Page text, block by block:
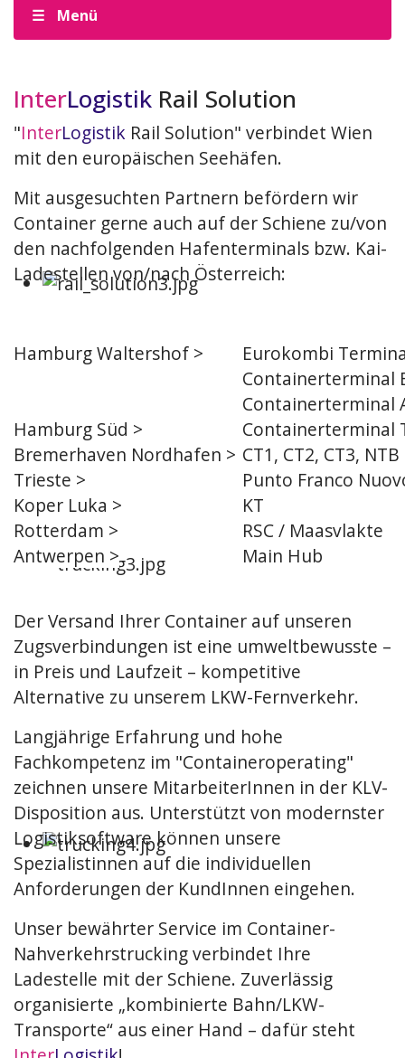
Menü
InterLogistik Rail Solution
"InterLogistik Rail Solution" verbindet Wien
mit den europäischen Seehäfen.
Mit ausgesuchten Partnern befördern wir
Container gerne auch auf der Schiene zu/von
den nachfolgenden Hafenterminals bzw. Kai-
Ladestellen von/nach Österreich:
Hamburg Waltershof >
Eurokombi
Containerterminal
Containerterminal
Hamburg Süd >
Containerterminal
Bremerhaven Nordhafen > CT1, CT2, CT3, NTB
Trieste >
Punto Franco
Koper Luka >
KT
Rotterdam >
RSC / Maasvlakte
Antwerpen > Main Hub
Der Versand Ihrer Container auf unseren
Zugsverbindungen ist eine umweltbewusste –
in Preis und Laufzeit – kompetitive
Alternative zu unserem LKW-Fernverkehr.
Langjährige Erfahrung und hohe
Fachkompetenz im "Containeroperating"
zeichnen unsere MitarbeiterInnen in der KLV-
Disposition aus. Unterstützt von modernster
Logistiksoftware können unsere
Spezialistinnen auf die individuellen
Anforderungen der KundInnen eingehen.
Unser bewährter Service im Container-
Nahverkehrstrucking verbindet Ihre
Ladestelle mit der Schiene. Zuverlässig
organisierte „kombinierte Bahn/LKW-
Transporte“ aus einer Hand – dafür steht